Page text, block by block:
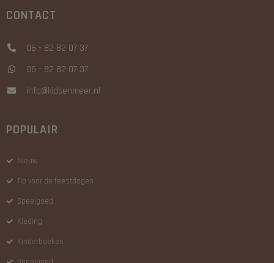
CONTACT
06 - 82 82 07 37
06 - 82 82 07 37
info@kidsenmeer.nl
POPULAIR
Nieuw
Tip voor de feestdagen
Speelgoed
Kleding
Kinderboeken